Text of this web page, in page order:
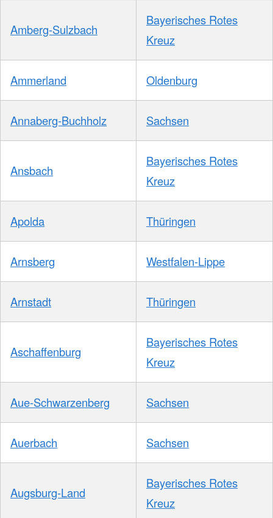
Amberg-Sulzbach
Bayerisches Rotes
Kreuz
Ammerland Oldenburg
Annaberg-Buchholz Sachsen
Ansbach
Bayerisches Rotes
Kreuz
Apolda Thüringen
Arnsberg Westfalen-Lippe
Arnstadt Thüringen
Aschaffenburg
Bayerisches Rotes
Kreuz
Aue-Schwarzenberg Sachsen
Auerbach Sachsen
Augsburg-Land
Bayerisches Rotes
Kreuz